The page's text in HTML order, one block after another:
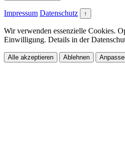
Impressum Datenschutz ↑
Wir verwenden essenzielle Cookies.
Einwilligung. Details in der
Alle akzeptieren Ablehnen